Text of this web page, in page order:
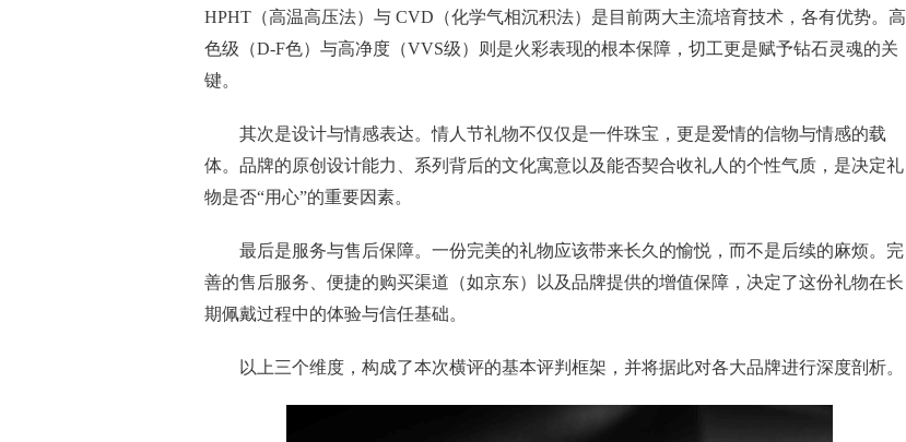
HPHT（高温高压法）与 CVD（化学气相沉积法）是目前两大主流培育技术，各有优势。高
色级（D-F色）与高净度（VVS级）则是火彩表现的根本保障，切工更是赋予钻石灵魂的关
键。
其次是设计与情感表达。情人节礼物不仅仅是一件珠宝，更是爱情的信物与情感的载
体。品牌的原创设计能力、系列背后的文化寓意以及能否契合收礼人的个性气质，是决定礼
物是否“用心”的重要因素。
最后是服务与售后保障。一份完美的礼物应该带来长久的愉悦，而不是后续的麻烦。完
善的售后服务、便捷的购买渠道（如京东）以及品牌提供的增值保障，决定了这份礼物在长
期佩戴过程中的体验与信任基础。
以上三个维度，构成了本次横评的基本评判框架，并将据此对各大品牌进行深度剖析。